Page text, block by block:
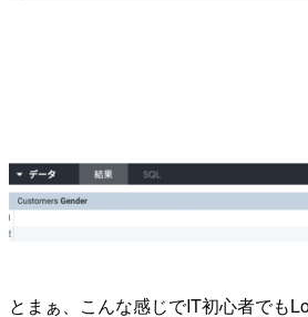
とまぁ、こんな感じでIT初心者でも